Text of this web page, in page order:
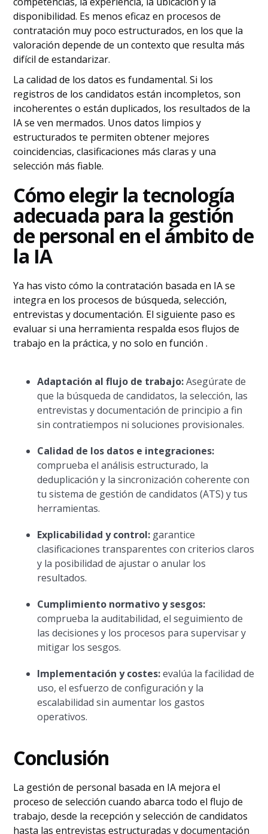
disponibilidad. Es menos eficaz en procesos de
contratación muy poco estructurados, en los que la
valoración depende de un contexto que resulta más
difícil de estandarizar.
La calidad de los datos es fundamental. Si los
registros de los candidatos están incompletos, son
incoherentes o están duplicados, los resultados de la
IA se ven mermados. Unos datos limpios y
estructurados te permiten obtener mejores
coincidencias, clasificaciones más claras y una
selección más fiable.
Cómo elegir la tecnología
adecuada para la gestión
de personal en el ámbito de
la IA
Ya has visto cómo la contratación basada en IA se
integra en los procesos de búsqueda, selección,
entrevistas y documentación. El siguiente paso es
evaluar si una herramienta respalda esos flujos de
trabajo en la práctica, y no solo en función .
Adaptación al flujo de trabajo:Asegúrate de
que la búsqueda de candidatos, la selección, las
entrevistas y documentación de principio a fin
sin contratiempos ni soluciones provisionales.
Calidad de los datos e integraciones:
comprueba el análisis estructurado, la
deduplicación y la sincronización coherente con
tu sistema de gestión de candidatos (ATS) y tus
herramientas.
Explicabilidad y control: garantice
clasificaciones transparentes con criterios claros
y la posibilidad de ajustar o anular los
resultados.
Cumplimiento normativo y sesgos:
comprueba la auditabilidad, el seguimiento de
las decisiones y los procesos para supervisar y
mitigar los sesgos.
Implementación y costes:evalúa la facilidad de
uso, el esfuerzo de configuración y la
escalabilidad sin aumentar los gastos
operativos.
Conclusión
La gestión de personal basada en IA mejora el
proceso de selección cuando abarca todo el flujo de
trabajo, desde la recepción y selección de candidatos
hasta las entrevistas estructuradas y documentación